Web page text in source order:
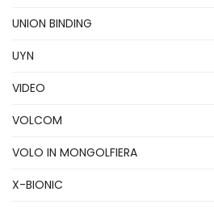
UNION BINDING
UYN
VIDEO
VOLCOM
VOLO IN MONGOLFIERA
X-BIONIC